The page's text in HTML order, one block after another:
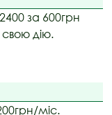
за 600грн
дію.
міс.